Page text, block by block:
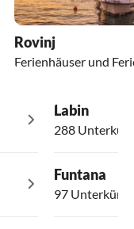
Rovinj
Ferienhäuser und
Labin
288
Funtana
97